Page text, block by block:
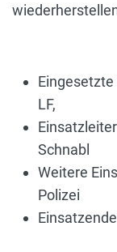
Eingesetzte
LF,
Schnabl
Weitere
Polizei